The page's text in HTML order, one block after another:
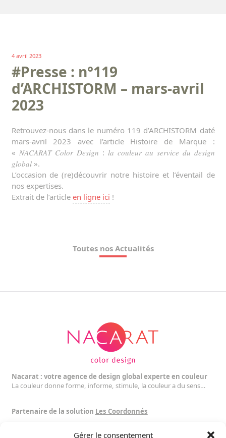
Gérer le consentement
4 avril 2023
#Presse : n°119
d’ARCHISTORM – mars-avril
2023
Retrouvez-nous dans le numéro 119 d’ARCHISTORM daté
mars-avril 2023 avec l’article Histoire de Marque :
« 𝑁𝐴𝐶𝐴𝑅𝐴𝑇 𝐶𝑜𝑙𝑜𝑟 𝐷𝑒𝑠𝑖𝑔𝑛 : 𝑙𝑎 𝑐𝑜𝑢𝑙𝑒𝑢𝑟 𝑎𝑢 𝑠𝑒𝑟𝑣𝑖𝑐𝑒 𝑑𝑢 𝑑𝑒𝑠𝑖𝑔𝑛
𝑔𝑙𝑜𝑏𝑎𝑙 ».
L’occasion de (re)découvrir notre histoire et l’éventail de
nos expertises.
Extrait de l’article en ligne ici !
Toutes nos Actualités
Nacarat : votre agence de design global experte en couleur
La couleur donne forme, informe, stimule, la couleur a du sens…
Partenaire de la solution Les Coordonnés